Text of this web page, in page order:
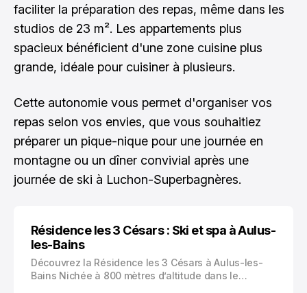
faciliter la préparation des repas, même dans les
studios de 23 m². Les appartements plus
spacieux bénéficient d'une zone cuisine plus
grande, idéale pour cuisiner à plusieurs.
Cette autonomie vous permet d'organiser vos
repas selon vos envies, que vous souhaitiez
préparer un pique-nique pour une journée en
montagne ou un dîner convivial après une
journée de ski à Luchon-Superbagnères.
Résidence les 3 Césars : Ski et spa à Aulus-
les-Bains
Découvrez la Résidence les 3 Césars à Aulus-les-
Bains Nichée à 800 mètres d’altitude dans le